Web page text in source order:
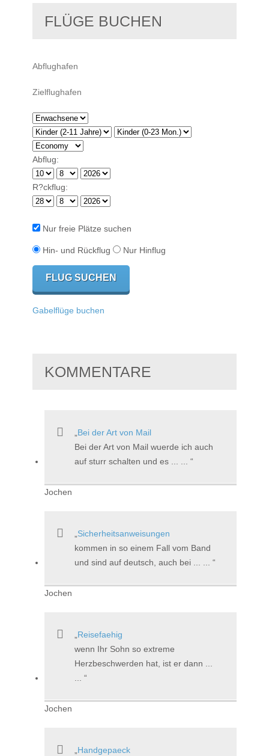
FLÜGE BUCHEN
Abflug:
R?ckflug:
Nur freie Plätze suchen
Hin- und Rückflug Nur Hinflug
Gabelflüge buchen
KOMMENTARE
Bei der Art von Mail
Bei der Art von Mail wuerde ich auch
auf sturr schalten und es ... ...
Jochen
Sicherheitsanweisungen
kommen in so einem Fall vom Band
und sind auf deutsch, auch bei ... ...
Jochen
Reisefaehig
wenn Ihr Sohn so extreme
Herzbeschwerden hat, ist er dann ...
Jochen
Handgepaeck